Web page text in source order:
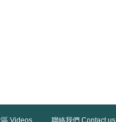
Videos 聯絡我們 Contact us